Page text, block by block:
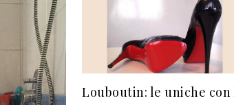
Louboutin: le uniche con